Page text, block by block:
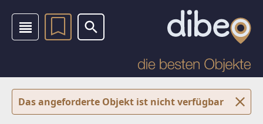
Das angeforderte Objekt ist nicht verfügbar